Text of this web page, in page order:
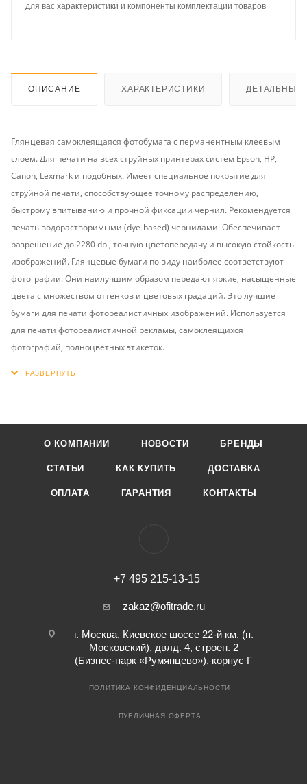
для вас характеристики и компоненты комплектации товаров
ОПИСАНИЕ ХАРАКТЕРИСТИКИ ДЕТАЛЬНЫЕ
Глянцевая самоклеящаяся фотобумага с перманентным клеевым
слоем. Для печати на всех струйных принтерах систем Epson, HP,
Canon, Lexmark и подобных. Имеет специальное покрытие для
струйной печати, способствующее точному распределению,
быстрому впитыванию и прочной фиксации чернил. Рекомендуется
печать водорастворимыми (dye-based) чернилами. Обеспечивает
разрешение до 2280 dpi, точную цветопередачу и высокую стойкость
изображений. Глянцевые бумаги по виду наиболее соответствуют
фотографии. Они наилучшим образом передают яркие, насыщенные
цвета с множеством оттенков и цветовых градаций. Это лучшие
бумаги для печати фотореалистичных изображений. Используется
для печати фотореалистичной рекламы, самоклеящихся
фотографий, полноцветных этикеток.
О КОМПАНИИ НОВОСТИ БРЕНДЫ
СТАТЬИ КАК КУПИТЬ ДОСТАВКА
ОПЛАТА ГАРАНТИЯ КОНТАКТЫ
+7 495 215-13-15
zakaz@ofitrade.ru
г. Москва, Киевское шоссе 22-й км. (п.
Московский), двлд. 4, строен. 2
(Бизнес-парк «Румянцево»), корпус Г
ПОЛИТИКА КОНФИДЕНЦИАЛЬНОСТИ
ПУБЛИЧНАЯ ОФЕРТА